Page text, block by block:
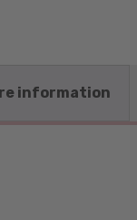
information